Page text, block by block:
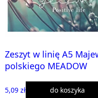
Zeszyt w linię A5
polskiego MEADOW
5,09 zł do koszyka